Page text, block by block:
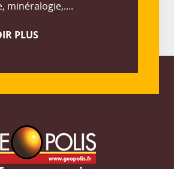
minéralogie,....
PLUS